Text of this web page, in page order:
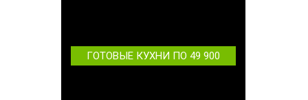
ГОТОВЫЕ КУХНИ ПО 49 900